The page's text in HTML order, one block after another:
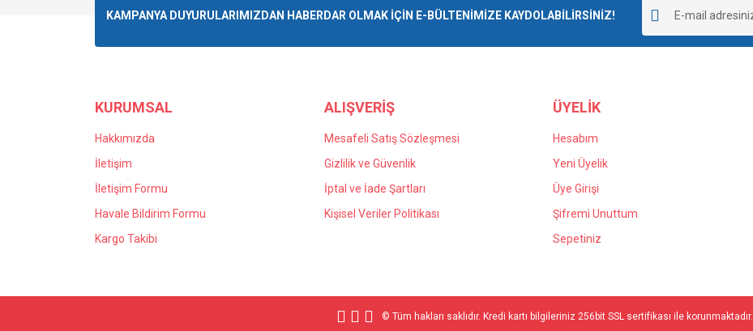
KAMPANYA DUYURULARIMIZDAN HABERDAR OLMAK İÇİN E-BÜLTENİMİZE KAYDOLABİLİRSİNİZ!
KURUMSAL
Hakkımızda
İletişim
İletişim Formu
Havale Bildirim Formu
Kargo Takibi
ALIŞVERİŞ
Mesafeli Satış Sözleşmesi
Gizlilik ve Güvenlik
İptal ve İade Şartları
Kişisel Veriler Politikası
ÜYELİK
Hesabım
Yeni Üyelik
Üye Girişi
Şifremi Unuttum
Sepetiniz
© Tüm hakları saklıdır. Kredi kartı bilgileriniz 256bit SSL sertifikası ile korunmaktadır.